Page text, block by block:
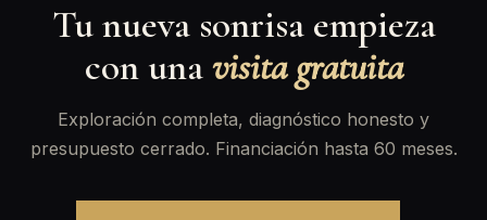
Tu nueva sonrisa empieza
con unavisita gratuita
Exploración completa, diagnóstico honesto y
presupuesto cerrado. Financiación hasta 60 meses.